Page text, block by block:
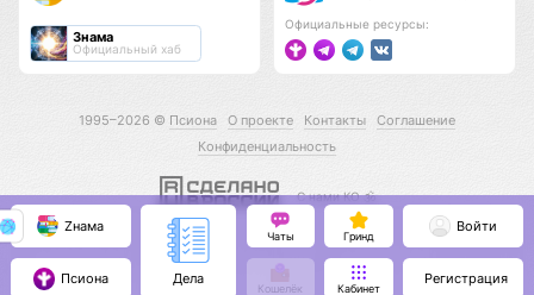
Знама
Официальный хаб
Официальные ресурсы:
1995–2026 © Псиона О проекте Контакты
Соглашение
Конфиденциальность
С нами КО 🕉️
Zнама
Псиона Дела
Чаты Гринд
Кошелёк Кабинет
Войти
Регистрация